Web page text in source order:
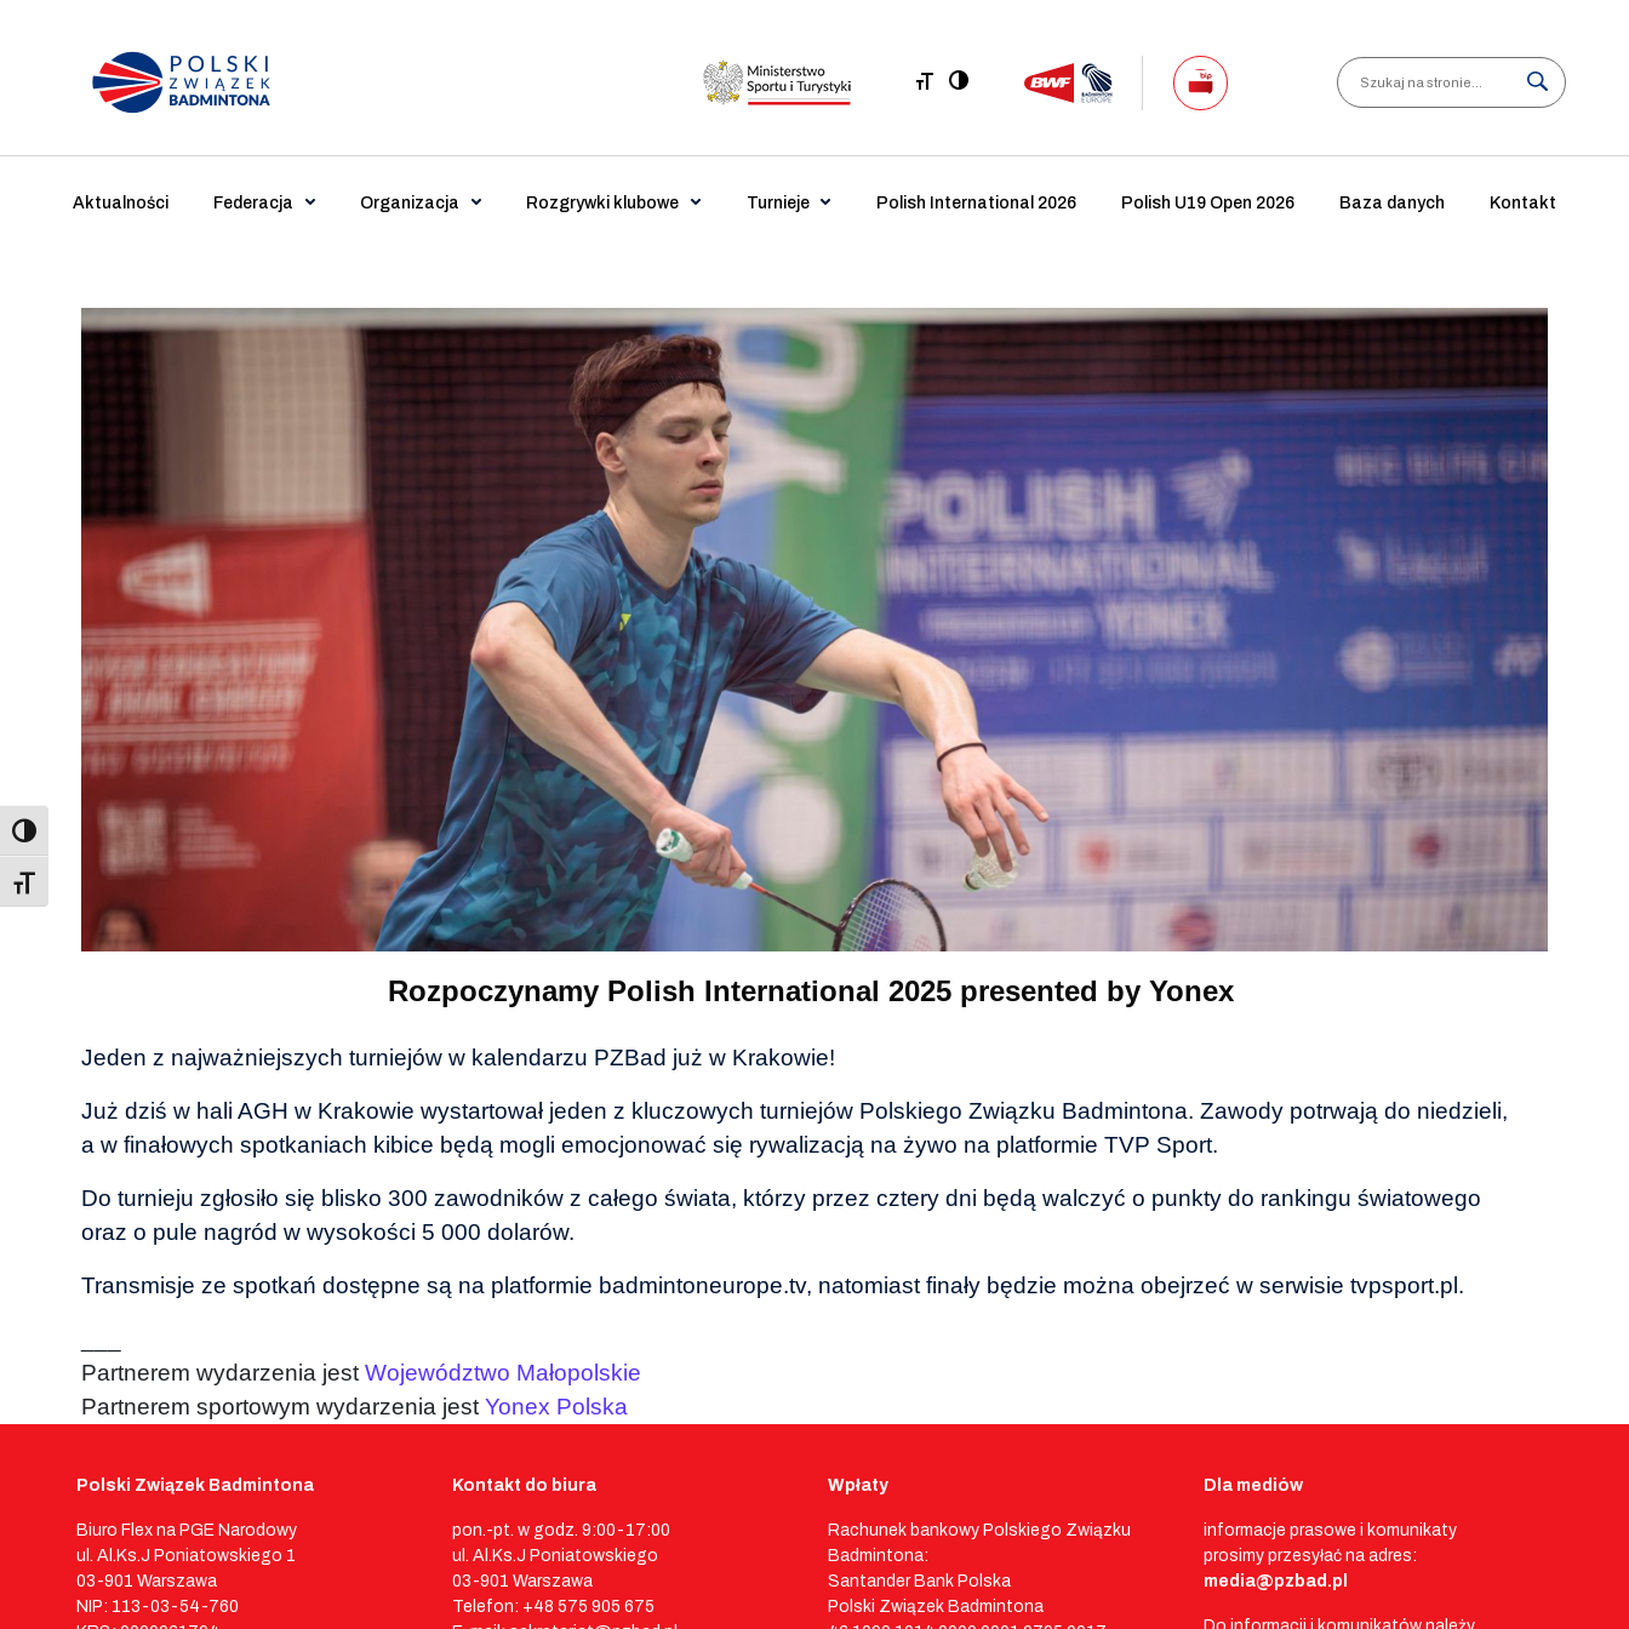
Toggle Font size
Main Navigation
Search
Aktualności Federacja Organizacja Rozgrywki klubowe Turnieje Polish International 2026 Polish U19 Open 2026 Baza danych Kontakt
Rozpoczynamy Polish International 2025 presented by Yonex
Jeden z najważniejszych turniejów w kalendarzu PZBad już w Krakowie!
Już dziś w hali AGH w Krakowie wystartował jeden z kluczowych turniejów Polskiego Związku Badmintona. Zawody potrwają do niedzieli,
a w finałowych spotkaniach kibice będą mogli emocjonować się rywalizacją na żywo na platformie TVP Sport.
Do turnieju zgłosiło się blisko 300 zawodników z całego świata, którzy przez cztery dni będą walczyć o punkty do rankingu światowego
oraz o pule nagród w wysokości 5 000 dolarów.
Transmisje ze spotkań dostępne są na platformie badmintoneurope.tv, natomiast finały będzie można obejrzeć w serwisie tvpsport.pl.
Partnerem wydarzenia jest Województwo Małopolskie
Partnerem sportowym wydarzenia jest Yonex Polska
Polski Związek Badmintona
Biuro Flex na PGE Narodowy
ul. Al.Ks.J Poniatowskiego 1
03-901 Warszawa
NIP: 113-03-54-760
Kontakt do biura
pon.-pt. w godz. 9:00-17:00
ul. Al.Ks.J Poniatowskiego
03-901 Warszawa
Telefon: +48 575 905 675
Wpłaty
Rachunek bankowy Polskiego Związku
Badmintona:
Santander Bank Polska
Polski Związek Badmintona
Dla mediów
informacje prasowe i komunikaty
prosimy przesyłać na adres:
media@pzbad.pl